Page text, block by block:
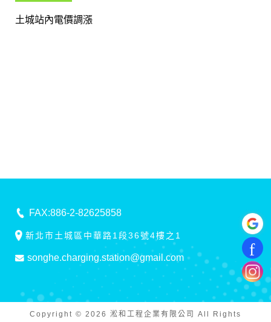
土城站內電價調漲
FAX:886-2-82625858
新北市土城區中華路1段36號4樓之1
songhe.charging.station@gmail.com
Copyright © 2026 淞和工程企業有限公司 All Rights